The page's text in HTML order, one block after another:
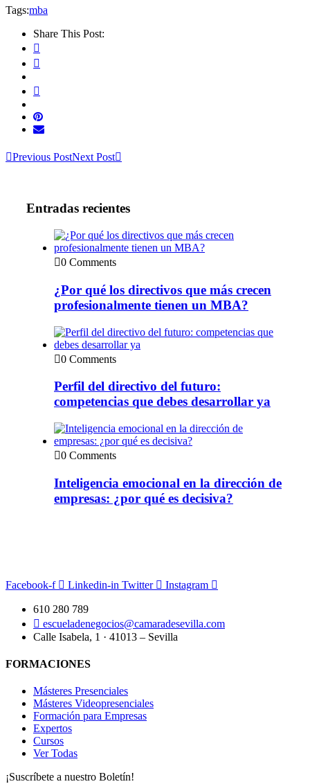
Tags:mba
Share This Post:
Previous PostNext Post
Entradas recientes
0 Comments
¿Por qué los directivos que más crecen
profesionalmente tienen un MBA?
0 Comments
Perfil del directivo del futuro:
competencias que debes desarrollar ya
0 Comments
Inteligencia emocional en la dirección de
empresas: ¿por qué es decisiva?
Facebook-f Linkedin-in Twitter Instagram
610 280 789
escueladenegocios@camaradesevilla.com
Calle Isabela, 1 · 41013 – Sevilla
FORMACIONES
Másteres Presenciales
Másteres Videopresenciales
Formación para Empresas
Expertos
Cursos
Ver Todas
¡Suscríbete a nuestro Boletín!